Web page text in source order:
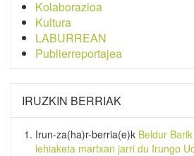
Kolaborazioa
Kultura
LABURREAN
Publierreportajea
IRUZKIN BERRIAK
Irun-za(ha)r-berria(e)k Beldur
lehiaketa martxan jarri du Irungo